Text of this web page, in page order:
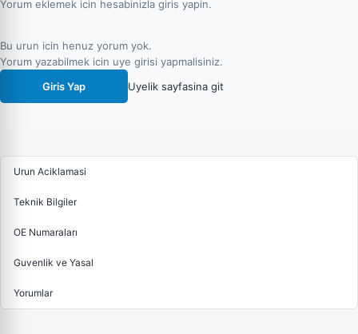
Yorum eklemek icin hesabinizla giris yapin.
Bu urun icin henuz yorum yok.
Yorum yazabilmek icin uye girisi yapmalisiniz.
Giris Yap
Uyelik sayfasina git
Urun Aciklamasi
Teknik Bilgiler
OE Numaraları
Guvenlik ve Yasal
Yorumlar